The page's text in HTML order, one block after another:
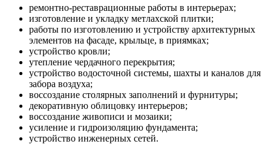
ремонтно-реставрационные работы в интерьерах;
изготовление и укладку метлахской плитки;
работы по изготовлению и устройству архитектурных
элементов на фасаде, крыльце, в приямках;
устройство кровли;
утепление чердачного перекрытия;
устройство водосточной системы, шахты и каналов для
забора воздуха;
воссоздание столярных заполнений и фурнитуры;
декоративную облицовку интерьеров;
воссоздание живописи и мозаики;
усиление и гидроизоляцию фундамента;
устройство инженерных сетей.